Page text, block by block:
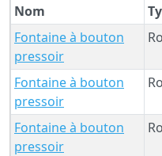
Nom
Fontaine à bouton
pressoir
Fontaine à bouton
pressoir
Fontaine à bouton
pressoir